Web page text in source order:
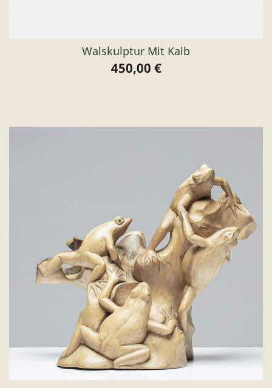
Walskulptur Mit Kalb
Preis
450,00 €